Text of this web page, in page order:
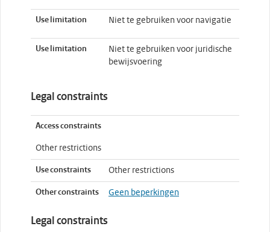
Use limitation Niet te gebruiken voor navigatie
Use limitation
Niet te gebruiken voor juridische
bewijsvoering
Legal constraints
Access constraints
Other restrictions
Use constraints Other restrictions
Other constraints Geen beperkingen
Legal constraints